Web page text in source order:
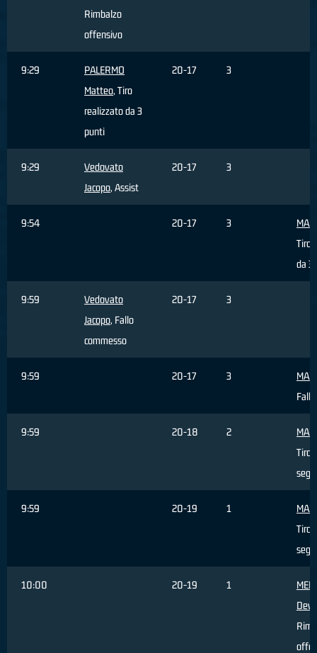
Rimbalzo
offensivo
9:29
PALERMO
Matteo, Tiro
realizzato da 3
punti
20-17 3
9:29
Vedovato
Jacopo, Assist
20-17 3
9:54 20-17 3
Tiro
da 3
9:59
Vedovato
Jacopo, Fallo
commesso
20-17 3
9:59 20-17 3
9:59 20-18 2
Tiro
9:59 20-19 1
Tiro
10:00 20-19 1
Devil